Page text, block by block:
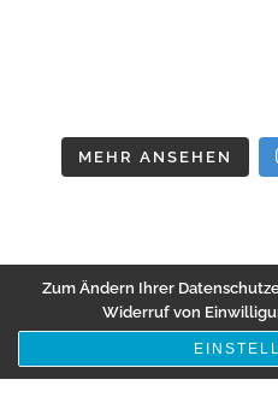
MEHR ANSEHEN
Zum Ändern Ihrer
Widerruf von